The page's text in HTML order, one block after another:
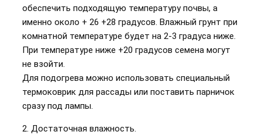
обеспечить подходящую температуру почвы, а
именно около + 26 +28 градусов. Влажный грунт при
комнатной температуре будет на 2-3 градуса ниже.
При температуре ниже +20 градусов семена могут
не взойти.
Для подогрева можно использовать специальный
термоковрик для рассады или поставить парничок
сразу под лампы.
2. Достаточная влажность.